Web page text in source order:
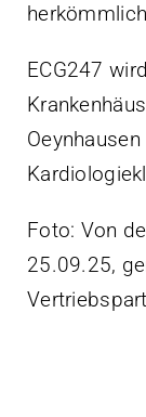
ECG247
Foto: Von
25.09.25,